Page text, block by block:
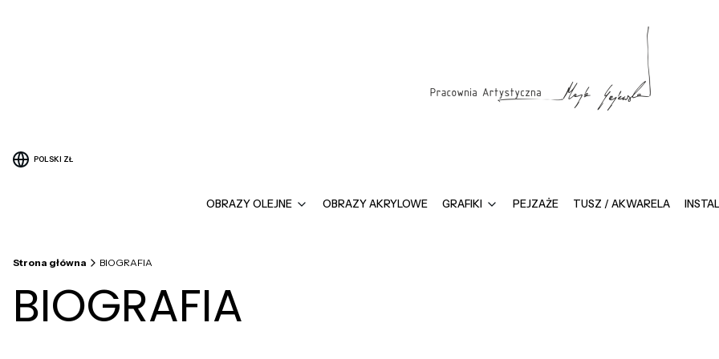
POLSKI ZŁ
OBRAZY OLEJNE OBRAZY AKRYLOWE GRAFIKI PEJZAŻE TUSZ / AKWARELA
Strona główna BIOGRAFIA
BIOGRAFIA